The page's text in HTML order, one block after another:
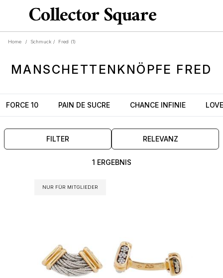
Home / Schmuck / Fred (1)
MANSCHETTENKNÖPFE FRED
FORCE 10 PAIN DE SUCRE CHANCE INFINIE
FILTER RELEVANZ
1 ERGEBNIS
NUR FÜR MITGLIEDER